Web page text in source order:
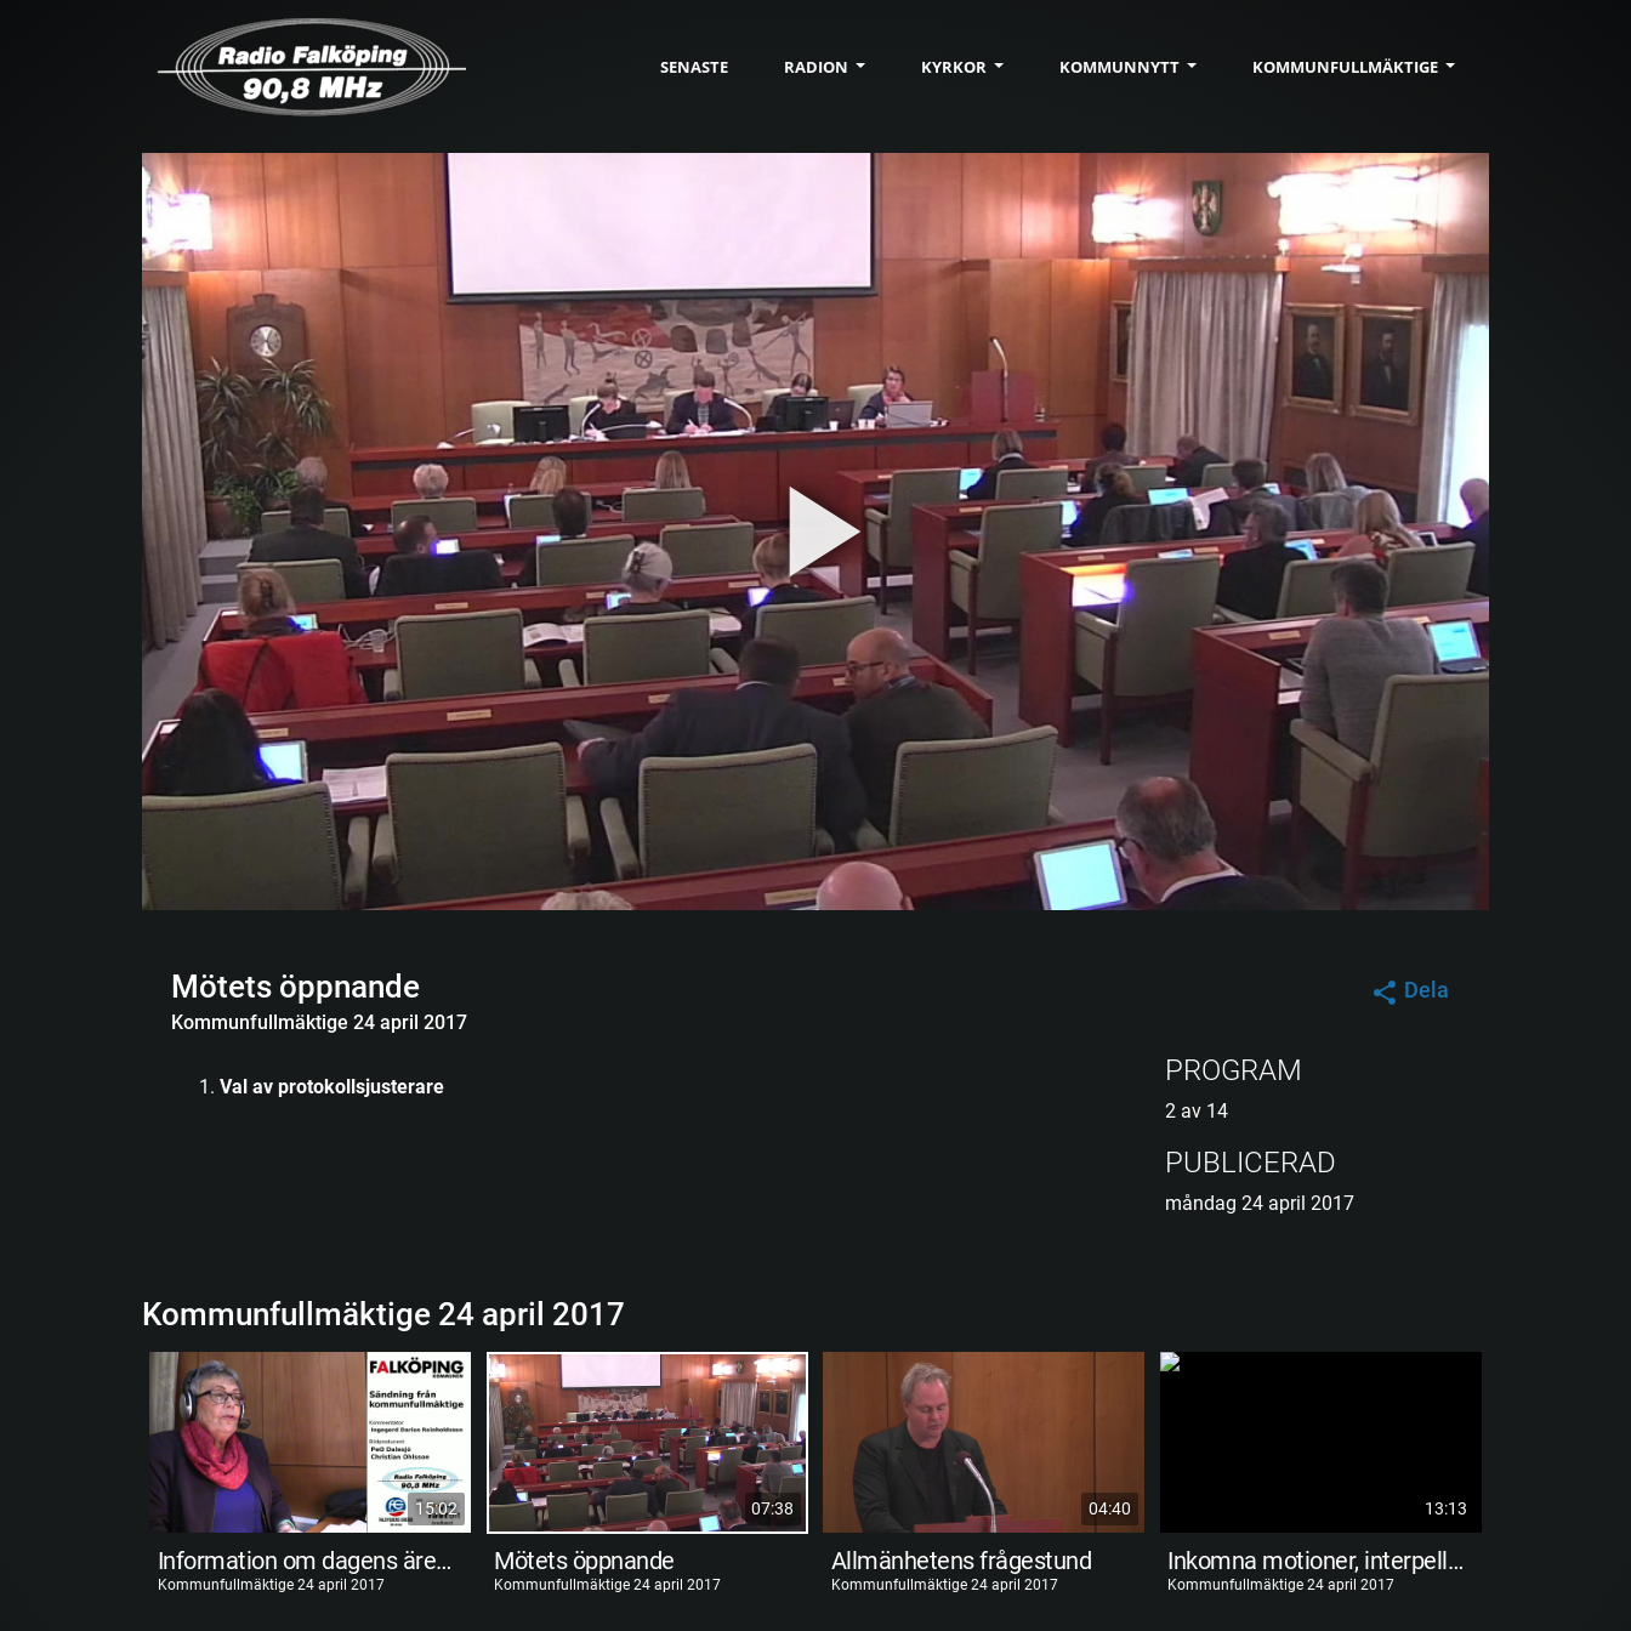
SENASTE RADION KYRKOR KOMMUNNYTT KOMMUNFULLMÄKTIGE
Dela
Mötets öppnande
Kommunfullmäktige 24 april 2017
Val av protokollsjusterare PROGRAM
2 av 14
PUBLICERAD
måndag 24 april 2017
Kommunfullmäktige 24 april 2017
15:02
Information om dagens ärenden
Kommunfullmäktige 24 april 2017
07:38
Mötets öppnande
Kommunfullmäktige 24 april 2017
04:40
Allmänhetens frågestund
Kommunfullmäktige 24 april 2017
13:13
Inkomna motioner, interpellationer och frågor
Kommunfullmäktige 24 april 2017